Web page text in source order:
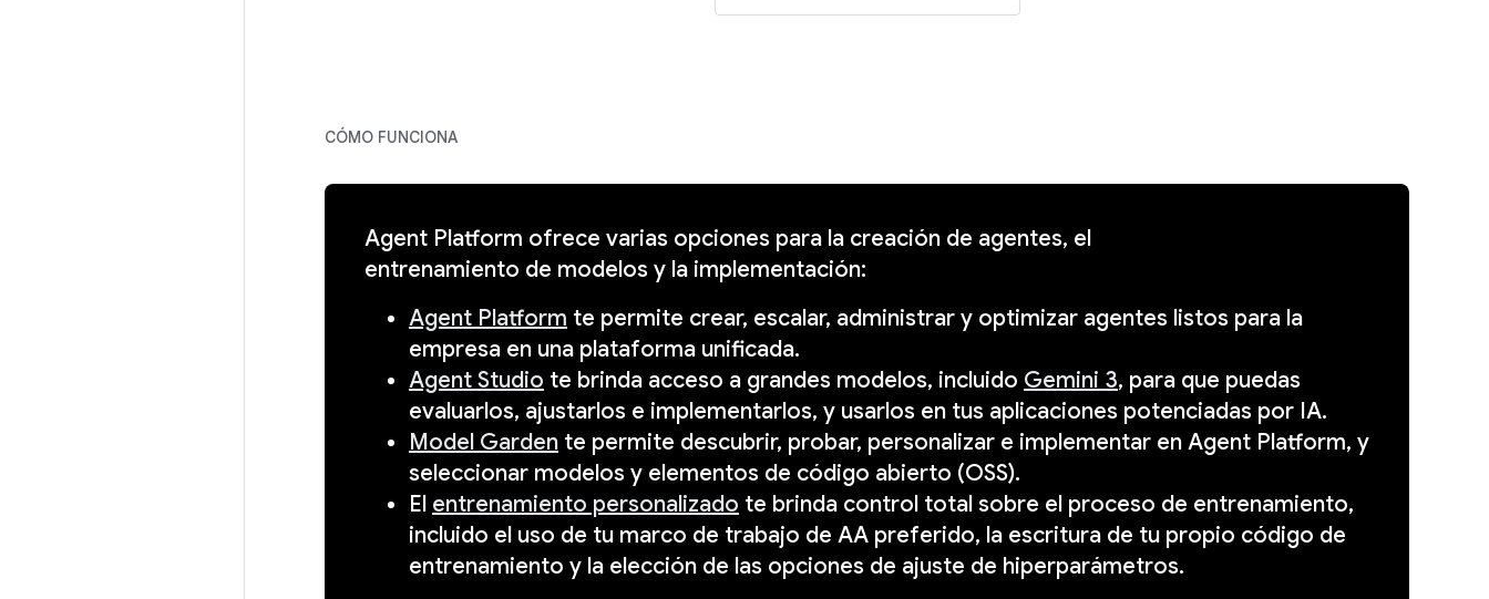
CÓMO FUNCIONA
Agent Platform ofrece varias opciones para la creación de agentes, el
entrenamiento de modelos y la implementación:
Agent Platform te permite crear, escalar, administrar y optimizar agentes listos para la
empresa en una plataforma unificada.
Agent Studio te brinda acceso a grandes modelos, incluido Gemini 3, para que puedas
evaluarlos, ajustarlos e implementarlos, y usarlos en tus aplicaciones potenciadas por IA.
Model Garden te permite descubrir, probar, personalizar e implementar en Agent Platform, y
seleccionar modelos y elementos de código abierto (OSS).
El entrenamiento personalizado te brinda control total sobre el proceso de entrenamiento,
incluido el uso de tu marco de trabajo de AA preferido, la escritura de tu propio código de
entrenamiento y la elección de las opciones de ajuste de hiperparámetros.